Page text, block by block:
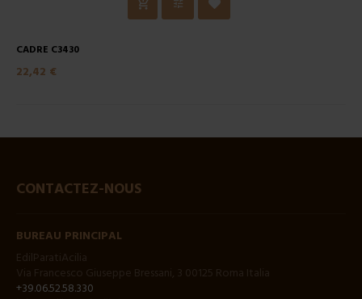
CADRE C3430
22,42 €
CONTACTEZ-NOUS
BUREAU PRINCIPAL
+39.06.52.58.330